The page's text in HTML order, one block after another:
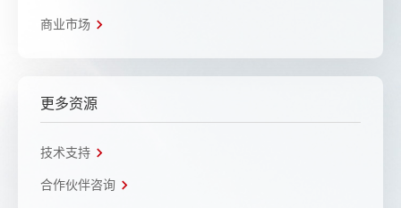
商业市场
更多资源
技术支持
合作伙伴咨询